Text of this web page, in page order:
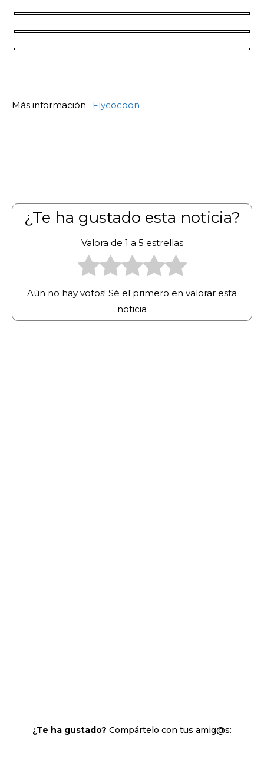
Más información: Flycocoon
¿Te ha gustado esta noticia?
Valora de 1 a 5 estrellas
Aún no hay votos! Sé el primero en valorar esta
noticia
¿Te ha gustado? Compártelo con tus amig@s: